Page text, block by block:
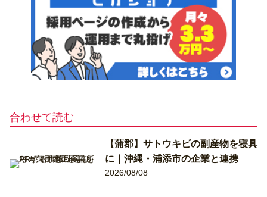
合わせて読む
【蒲郡】サトウキビの副産物を寝具
に｜沖縄・浦添市の企業と連携
2026/08/08